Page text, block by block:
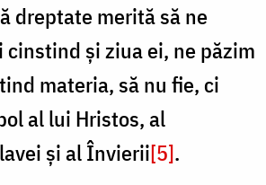
dreptate merită să ne
cinstind și ziua ei, ne păzim
materia, să nu fie, ci
al lui Hristos, al
și al Învierii[5].